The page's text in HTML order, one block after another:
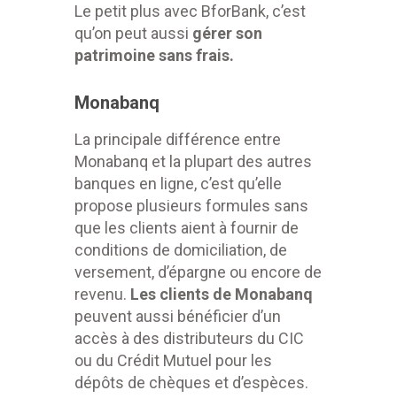
Le petit plus avec BforBank, c’est
qu’on peut aussi gérer son
patrimoine sans frais.
Monabanq
La principale différence entre
Monabanq et la plupart des autres
banques en ligne, c’est qu’elle
propose plusieurs formules sans
que les clients aient à fournir de
conditions de domiciliation, de
versement, d’épargne ou encore de
revenu. Les clients de Monabanq
peuvent aussi bénéficier d’un
accès à des distributeurs du CIC
ou du Crédit Mutuel pour les
dépôts de chèques et d’espèces.